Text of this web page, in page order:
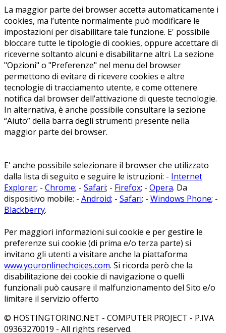
La maggior parte dei browser accetta automaticamente i
cookies, ma l’utente normalmente può modificare le
impostazioni per disabilitare tale funzione. E' possibile
bloccare tutte le tipologie di cookies, oppure accettare di
riceverne soltanto alcuni e disabilitarne altri. La sezione
"Opzioni" o "Preferenze" nel menu del browser
permettono di evitare di ricevere cookies e altre
tecnologie di tracciamento utente, e come ottenere
notifica dal browser dell’attivazione di queste tecnologie.
In alternativa, è anche possibile consultare la sezione
“Aiuto” della barra degli strumenti presente nella
maggior parte dei browser.
E' anche possibile selezionare il browser che utilizzato
dalla lista di seguito e seguire le istruzioni: - Internet
Explorer; - Chrome; - Safari; - Firefox; - Opera. Da
dispositivo mobile: - Android; - Safari; - Windows Phone; -
Blackberry.
Per maggiori informazioni sui cookie e per gestire le
preferenze sui cookie (di prima e/o terza parte) si
invitano gli utenti a visitare anche la piattaforma
www.youronlinechoices.com. Si ricorda però che la
disabilitazione dei cookie di navigazione o quelli
funzionali può causare il malfunzionamento del Sito e/o
limitare il servizio offerto
© HOSTINGTORINO.NET - COMPUTER PROJECT - P.IVA
09363270019 - All rights reserved.